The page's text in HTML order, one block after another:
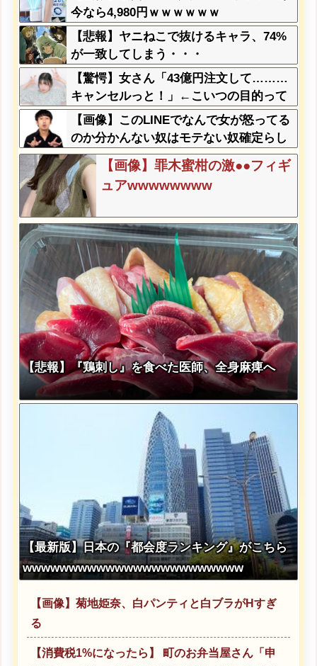
今なら4,980円ｗｗｗｗｗｗ
【悲報】ヤニねこで抜けるキャラ、74%
が一致してしまう・・・
【驚愕】女さん「43億円注文して………
キャンセルっと！」←こいつの目的って
一体なんなの？？？？？？？
【画像】このLINEでなんで女が怒ってる
のか分かんない奴はモテない奴確定らし
い←お前らは勿論わかるよ
な？？？？？？？
【画像】罪木蜜柑の激●●フィギ
ュアwwwwwwww
【悲報】『鶏刺し』を食べた医師、全身麻痺へ
【最新版】日本の『都会度ランキング』がこちら
wwwwwwwwwwwwwwwwwwwwwwww
【画像】菊地姫奈、白パンティと白ブラがHすぎ
る
【消費税1%になったら】 町のお弁当屋さん「申